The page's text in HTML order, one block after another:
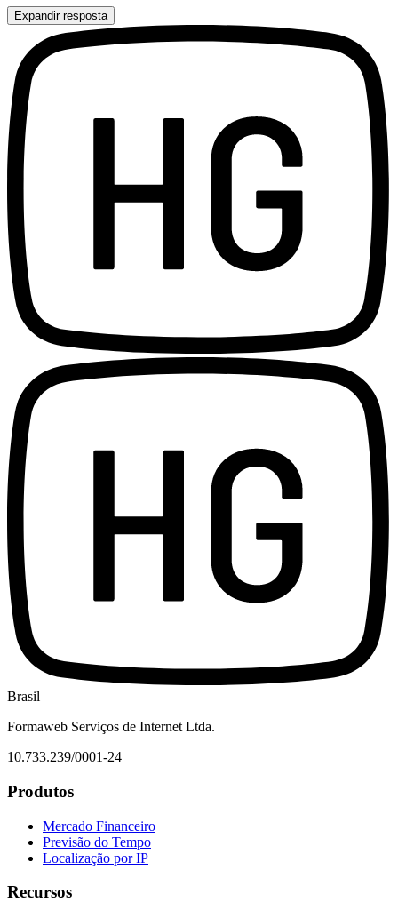
Expandir resposta
Brasil
Formaweb Serviços de Internet Ltda.
10.733.239/0001-24
Produtos
Mercado Financeiro
Previsão do Tempo
Localização por IP
Recursos